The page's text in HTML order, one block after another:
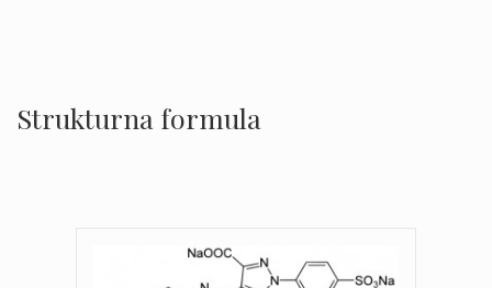
Strukturna formula